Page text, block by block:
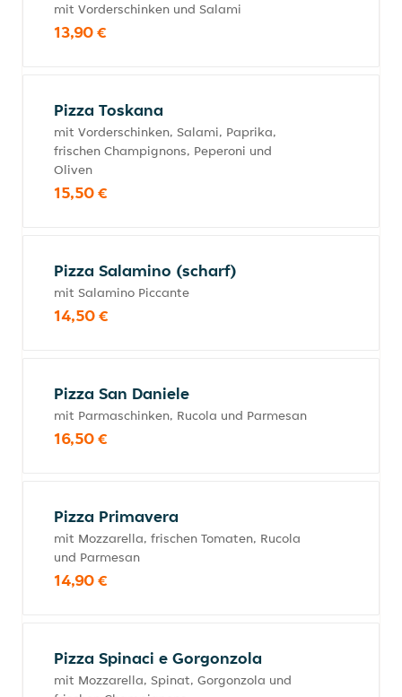
mit Vorderschinken und Salami
13,90 €
Pizza Toskana
mit Vorderschinken, Salami, Paprika,
frischen Champignons, Peperoni und
Oliven
15,50 €
Pizza Salamino (scharf)
mit Salamino Piccante
14,50 €
Pizza San Daniele
mit Parmaschinken, Rucola und Parmesan
16,50 €
Pizza Primavera
mit Mozzarella, frischen Tomaten, Rucola
und Parmesan
14,90 €
Pizza Spinaci e Gorgonzola
mit Mozzarella, Spinat, Gorgonzola und